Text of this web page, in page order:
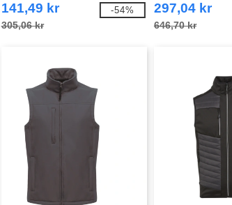
141,49 kr
305,06 kr
-54% 297,04 kr
646,70 kr